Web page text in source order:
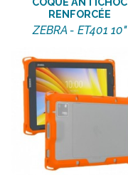
RENFORCÉE
ZEBRA - ET401 10"